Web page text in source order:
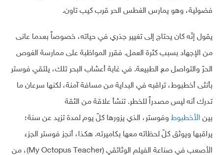
فضولية، وهو يمارس الغطس الحر قرب كيب تاون.
يقول إنّه كان يحتاج إلى تغيير جذري في حياته، خصوصاً بعدما عانى
من الإجهاد بسبب كثرة العمل. فقرر المواظبة على ممارسة الغوص
الحرّ والتواصل مع الطبيعة. في غابة أعشاب البحر تلك، يلتقي فوستر
بأنثى أخطبوط، تراقبه في البداية من مسافة آمنة، لكنها سرعان ما
تدرك أنه ليس مصدراً للخطر. تنشأ علاقة من الثقة
بين الأخطبوط وفوستر، الذي يزورها كلّ يوم لمدة تزيد عن سنة؛
يراقبها ويوثق كلّ لحظاته معها بكاميرته. هكذا، أنجز فوستر الجزء
الأصعب في صناعة الفيلم الوثائقي (My Octopus Teacher)، من